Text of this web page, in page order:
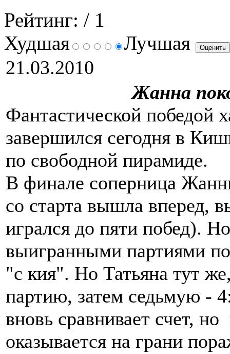
Рейтинг: / 1
Худшая
Лучшая
21.03.2010
Жанна
Фантастической
завершился сегодня в
по свободной пирамиде.
В финале соперница
со старта вышла вперед,
игрался до пяти побед).
выигранными партиями
"с кия". Но Татьяна тут
партию, затем седьмую -
вновь сравнивает счет,
оказывается на грани